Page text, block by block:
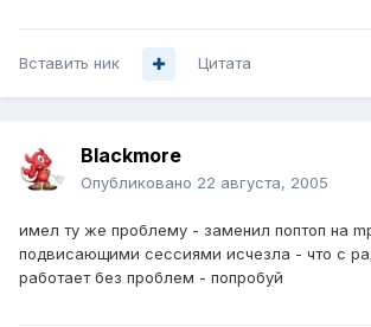
Вставить ник Цитата
Blackmore
Опубликовано 22 августа, 2005
имел ту же проблему - заменил поптоп на
подвисающими сессиями исчезла - что с
работает без проблем - попробуй